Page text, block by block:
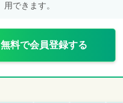
用できます。
無料で会員登録する